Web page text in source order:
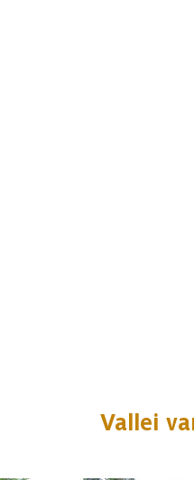
Vallei